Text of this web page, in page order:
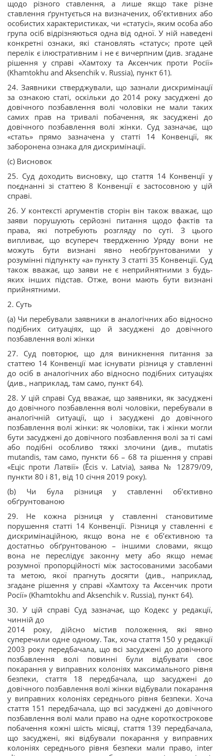
щодо різного ставлення, а лише якщо таке різне
ставлення ґрунтується на визначених, об’єктивних або
особистих характеристиках, чи «статусі», яким особа або
група осіб відрізняються одна від одної. У ній наведені
конкретні ознаки, які становлять «статус»; проте цей
перелік є ілюстративним і не є вичерпним (див. згадане
рішення у справі «Хамтоху та Аксенчик проти Росії»
(Khamtokhu and Aksenchik v. Russia), пункт 61).
24. Заявники стверджували, що зазнали дискримінації
за ознакою статі, оскільки до 2014 року засуджені до
довічного позбавлення волі чоловіки не мали таких
самих прав на тривалі побачення, як засуджені до
довічного позбавлення волі жінки. Суд зазначає, що
«стать» прямо зазначена у статті 14 Конвенції, як
заборонена ознака для дискримінації.
(c) Висновок
25. Суд доходить висновку, що стаття 14 Конвенції у
поєднанні зі статтею 8 Конвенції є застосовною у цій
справі.
26. У контексті аргументів сторін він також вважає, що
заяви порушують серйозні питання щодо фактів та
права, які потребують розгляду по суті. З цього
випливає, що всупереч твердженню Уряду вони не
можуть бути визнані явно необґрунтованими у
розумінні підпункту «а» пункту 3 статті 35 Конвенції. Суд
також вважає, що заяви не є неприйнятними з будь-
яких інших підстав. Отже, вони мають бути визнані
прийнятними.
2. Суть
(a) Чи перебували заявники в аналогічних або відносно
подібних ситуаціях, що й засуджені до довічного
позбавлення волі жінки
27. Суд повторює, що для виникнення питання за
статтею 14 Конвенції має існувати різниця у ставленні
до осіб в аналогічних або відносно подібних ситуаціях
(див., наприклад, там само, пункт 64).
28. У цій справі Суд вважає, що заявники, як засуджені
до довічного позбавлення волі чоловіки, перебували в
аналогічній ситуації, що і засуджені до довічного
позбавлення волі жінки: як чоловіки, так і жінки могли
бути засуджені до довічного позбавлення волі за ті самі
або подібні особливо тяжкі злочини (див., mutatis
mutandis, там само, пункти 66 – 68 та рішення у справі
«Еціс проти Латвії» (Ēcis v. Latvia), заява № 12879/09,
пункти 80 і 81, від 10 січня 2019 року).
(b) Чи була різниця у ставленні об’єктивно
обґрунтованою
29. Не кожна різниця у ставленні становитиме
порушення статті 14 Конвенції. Різниця у ставленні є
дискримінаційною, якщо вона не є об’єктивною та
достатньо обґрунтованою – іншими словами, якщо
вона не переслідує законну мету або якщо немає
розумної пропорційності між застосованими засобами
та метою, якої прагнуть досягти (див., наприклад,
згадане рішення у справі «Хамтоху та Аксенчик проти
Росії» (Khamtokhu and Aksenchik v. Russia), пункт 64).
30. У цій справі Суд зазначає, що Кодекс у редакції,
чинній до
2014 року, дійсно містив положення, які явно
суперечили одне одному. Так, хоча стаття 150 у редакції
2003 року передбачала, що всі засуджені до довічного
позбавлення волі повинні були відбувати своє
покарання у виправних колоніях максимального рівня
безпеки, стаття 18 передбачала, що засуджені до
довічного позбавлення волі жінки відбували покарання
у виправних колоніях середнього рівня безпеки. Хоча
стаття 151 передбачала, що всі засуджені до довічного
позбавлення волі мали право на одне короткострокове
побачення кожні шість місяці, стаття 139 передбачала,
що засуджені, які відбували покарання у виправних
колоніях середнього рівня безпеки мали право, inter